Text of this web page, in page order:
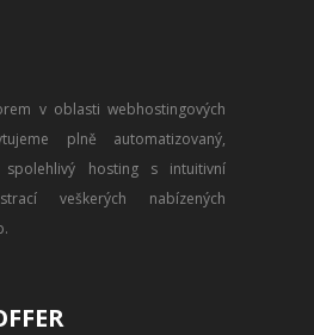
v oblasti webhostingových
plně automatizovaný,
spolehlivý hosting s intuitivní
veškerých nabízených